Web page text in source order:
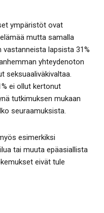
ympäristöt ovat
mutta samalla
vastanneista lapsista 31%
yhteydenoton
seksuaaliväkivaltaa.
ei ollut kertonut
tutkimuksen mukaan
seuraamuksista.
esimerkiksi
tai muuta epäasiallista
eivät tule